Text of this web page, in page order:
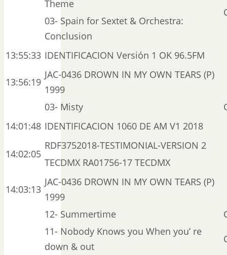
Theme
03- Spain for Sextet & Orchestra:
Conclusion
13:55:33 IDENTIFICACION Versión 1 OK 96.5FM
13:56:19
JAC-0436 DROWN IN MY OWN TEARS (P)
1999
03- Misty
14:01:48 IDENTIFICACION 1060 DE AM V1 2018
14:02:05
RDF3752018-TESTIMONIAL-VERSION 2
TECDMX RA01756-17 TECDMX
14:03:13
JAC-0436 DROWN IN MY OWN TEARS (P)
1999
12- Summertime
11- Nobody Knows you When you’ re
down & out